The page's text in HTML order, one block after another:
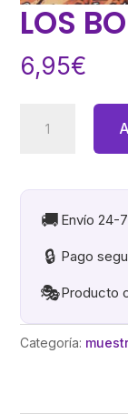
LOS
6,95€
BORREGOS
🚚 Envío 24-
🔒 Pago
🎭Producto
Categoría: